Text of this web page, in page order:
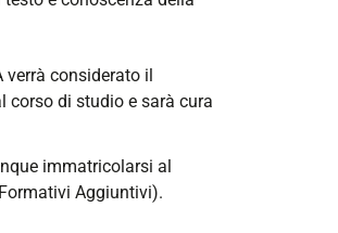
verrà considerato il
corso di studio e sarà cura
immatricolarsi al
Aggiuntivi).